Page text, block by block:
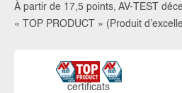
À partir de 17,5 points, AV-TEST
« TOP PRODUCT » (Produit
certi­ficats